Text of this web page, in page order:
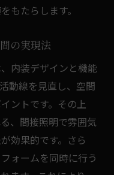
もたらします。
の実現法
内装デザインと機能
動線を見直し、空間
ントです。その上
、間接照明で雰囲気
効果的です。さら
ォームを同時に行う